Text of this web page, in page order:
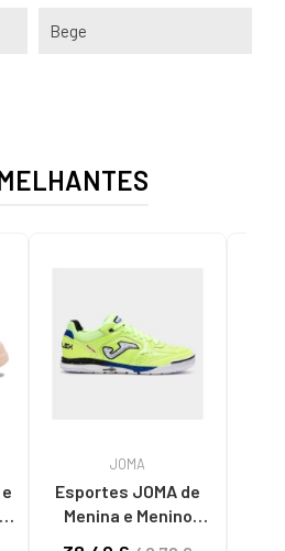
Bege
JOMA
Esportes JOMA de
Menina e Menino